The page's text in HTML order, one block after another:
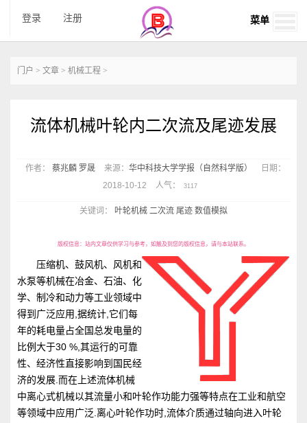
菜单
登录 注册
门户 > 文章 > 机械工程 >
流体机械叶轮内二次流及尾迹发展
作者： 蔡兆麟 罗晟 来源： 华中科技大学学报（自然科学版）
日期：
2018-10-12
人气： 3117
关键词： 叶轮机械 二次流 尾迹 数值模拟
版权信息： 站内文章仅供学习与参考，如触及到您的版权信息，请与本站联系。
压缩机、鼓风机、风机和
水泵等机械在冶金、石油、化
学、制冷和动力等工业领域中
得到广泛应用,据统计,它们每
年的耗电量占全国总发电量的
比例大于30 %,其运行的可靠
性、经济性直接影响到国民经
济的发展.而在上述流体机械
中离心式机械以其流量小和叶轮作功能力强等特点在工业和航空
等领域中应用广泛.离心叶轮作功时,流体介质通过轴向进入叶轮